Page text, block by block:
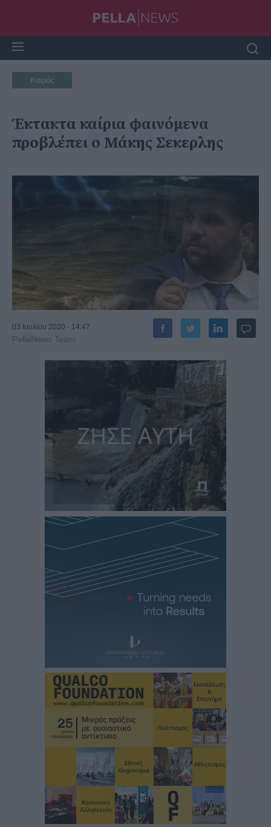
Καιρός
Έκτακτα καίρια φαινόμενα
προβλέπει ο Μάκης Σεκερλης
03 Ιουλίου 2020 - 14:47
PellaNews Team